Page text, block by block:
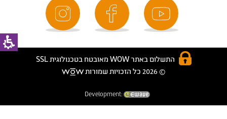
התשלום באתר WOW מאובטח בטכנולוגית SSL
© 2026 כל הזכויות שמורות
Development: